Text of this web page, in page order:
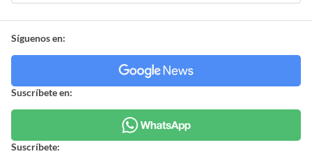
Síguenos en:
Suscríbete en:
Suscríbete: